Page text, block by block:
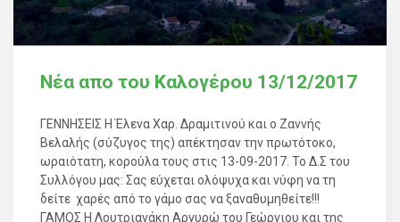
Νέα απο του Καλογέρου 13/12/2017
ΓΕΝΝΗΣΕΙΣ Η Έλενα Χαρ. Δραμιτινού και ο Ζαννής
Βελαλής (σύζυγος της) απέκτησαν την πρωτότοκο,
ωραιότατη, κορούλα τους στις 13-09-2017. Το Δ.Σ του
Συλλόγου μας: Σας εύχεται ολόψυχα και νύφη να τη
δείτε χαρές από το γάμο σας να ξαναθυμηθείτε!!!
ΓΑΜΟΣ Η Λουτριανάκη Αργυρώ του Γεώργιου και της